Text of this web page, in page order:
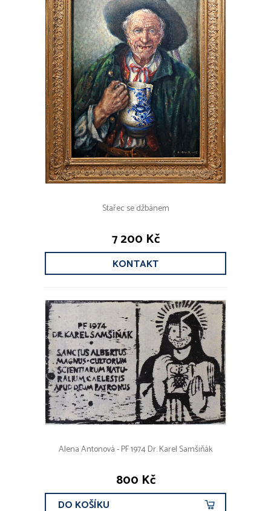
Stařec se džbánem
7 200 Kč
KONTAKT
Alena Antonová - PF 1974 Dr. Karel Samšiňák
800 Kč
DO KOŠÍKU